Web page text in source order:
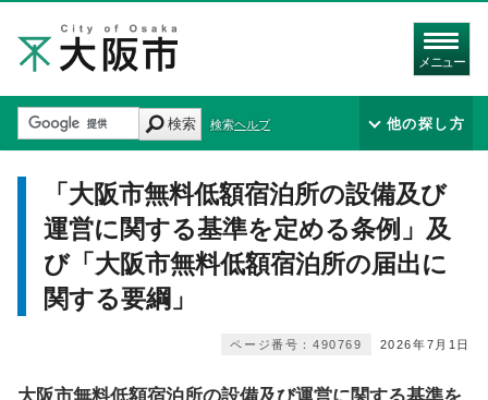
メニュー
検索 検索ヘルプ 他の探し方
「大阪市無料低額宿泊所の設備及び
運営に関する基準を定める条例」及
び「大阪市無料低額宿泊所の届出に
関する要綱」
2026年7月1日
ページ番号：490769
大阪市無料低額宿泊所の設備及び運営に関する基準を